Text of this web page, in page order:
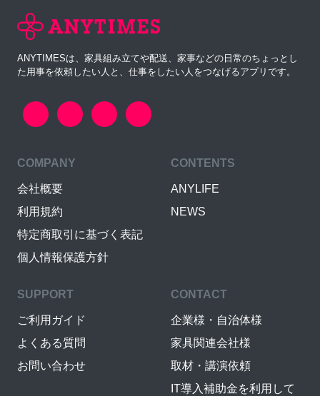
ANYTIMESは、家具組み立てや配送、家事などの日常のちょっとし
た用事を依頼したい人と、仕事をしたい人をつなげるアプリです。
COMPANY
会社概要
利用規約
特定商取引に基づく表記
個人情報保護方針
CONTENTS
ANYLIFE
NEWS
SUPPORT
ご利用ガイド
よくある質問
お問い合わせ
CONTACT
企業様・自治体様
家具関連会社様
取材・講演依頼
IT導入補助金を利用して